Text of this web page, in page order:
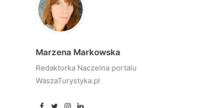
Marzena Markowska
Redaktorka Naczelna portalu
WaszaTurystyka.pl